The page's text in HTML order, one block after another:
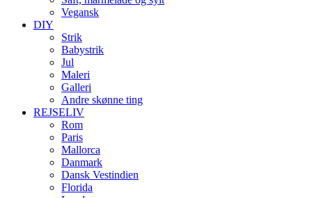
Vegansk
DIY
Strik
Babystrik
Jul
Maleri
Galleri
Andre skønne ting
REJSELIV
Rom
Paris
Mallorca
Danmark
Dansk Vestindien
Florida